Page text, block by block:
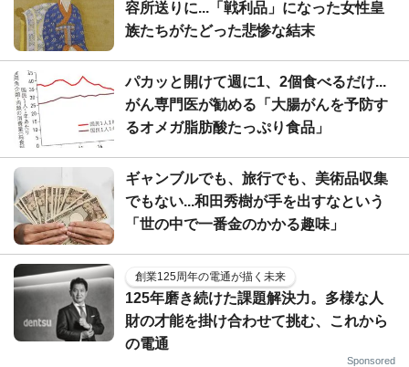
容所送りに...「戦利品」になった女性皇
族たちがたどった悲惨な結末
パカッと開けて週に1、2個食べるだけ...
がん専門医が勧める「大腸がんを予防す
るオメガ脂肪酸たっぷり食品」
ギャンブルでも、旅行でも、美術品収集
でもない...和田秀樹が手を出すなという
「世の中で一番金のかかる趣味」
創業125周年の電通が描く未来
125年磨き続けた課題解決力。多様な人
財の才能を掛け合わせて挑む、これから
の電通
Sponsored